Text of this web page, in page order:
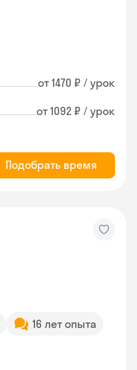
от 1470 ₽ / урок
от 1092 ₽ / урок
Подобрать время
16 лет опыта